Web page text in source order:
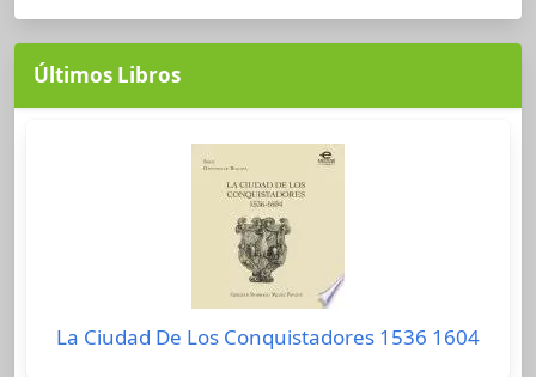
Últimos Libros
La Ciudad De Los Conquistadores 1536 1604